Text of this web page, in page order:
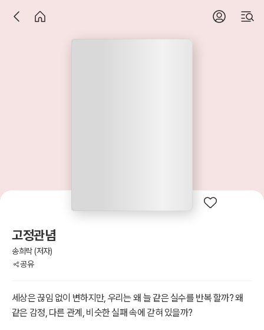
고정관념
송희락 (저자)
공유
세상은 끊임 없이 변하지만, 우리는 왜 늘 같은 실수를 반복 할까? 왜
같은 감정, 다른 관계, 비슷한 실패 속에 갇혀 있을까?